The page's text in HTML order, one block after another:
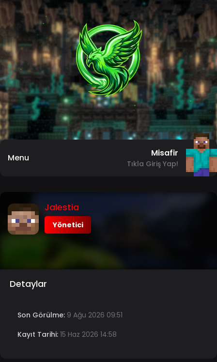
Menu Misafir
Tıkla Giriş Yap!
Jalestia
Yönetici
Detaylar
Son Görülme: 9 Ağu 2026 09:51
Kayıt Tarihi: 15 Haz 2026 14:58